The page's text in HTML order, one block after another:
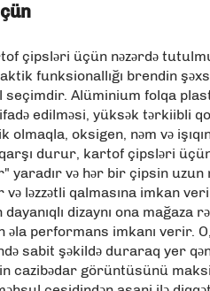
çipsləri üçün nəzərdə
funksionallığı brendin
seçimdir. Alüminium folqa
edilməsi, yüksək tərkiibli
olmaqla, oksigen, nəm və
durur, kartof çipsləri
yaradır və hər bir çipsin uzun
və ləzzətli qalmasına imkan
dayanıqlı dizaynı ona mağaza
əla performans imkanı verir.
sabit şəkildə duraraq yer
cazibədar görüntüsünü